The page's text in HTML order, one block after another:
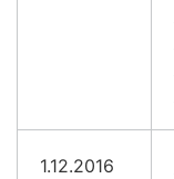
1.12.2016